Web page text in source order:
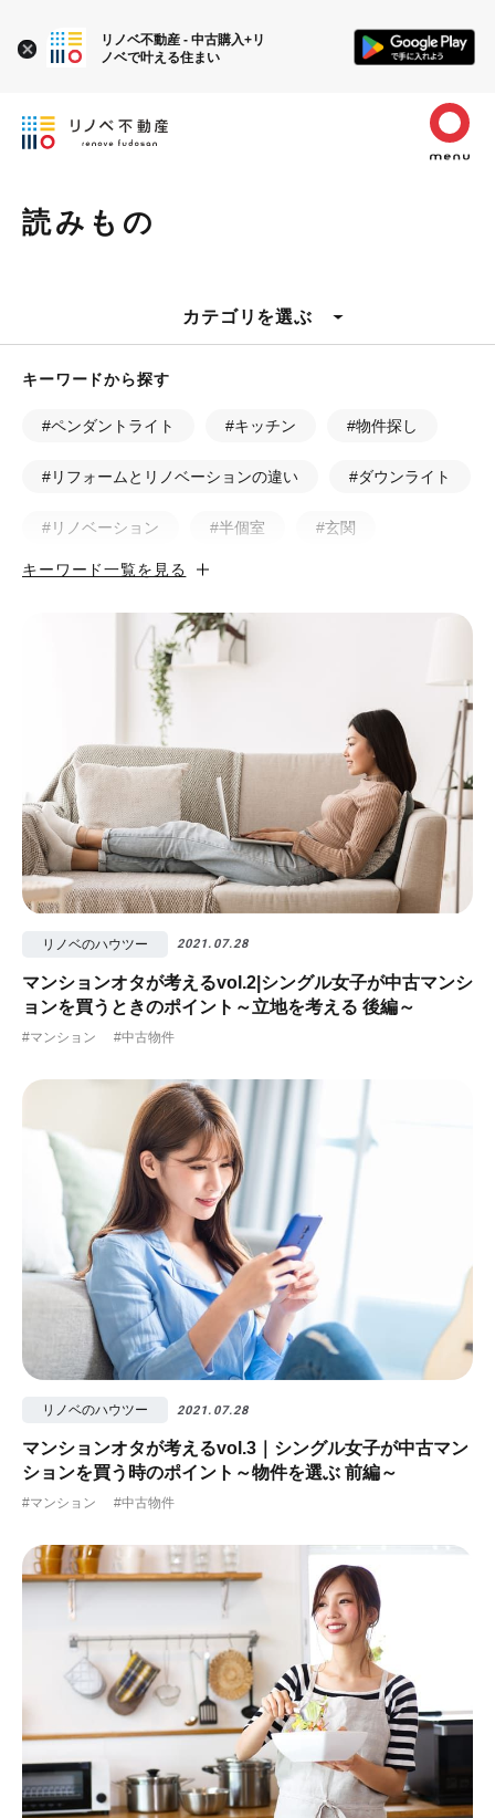
読みもの
カテゴリを選ぶ
キーワードから探す
#ペンダントライト #キッチン #物件探し
#リフォームとリノベーションの違い #ダウンライト
#リノベーション #半個室 #玄関
#小上がり #ホテルライク
#猫と暮らす
#ビフォア・アフター
#ペット #フルリノベーション
#無垢フローリング #視覚効果 #予算
#照明 #タイル #書斎 #洗面所
#リノベ先輩インタビュー #広みせ！
キーワード一覧を見る
リノベのハウツー 2021.07.28
マンションオタが考えるvol.2|シングル女子が中古マンシ
ョンを買うときのポイント～立地を考える 後編～
#マンション #中古物件
リノベのハウツー 2021.07.28
マンションオタが考えるvol.3｜シングル女子が中古マン
ションを買う時のポイント～物件を選ぶ 前編～
#マンション #中古物件
リノベ不動産 - 中古購入+リ
ノベで叶える住まい